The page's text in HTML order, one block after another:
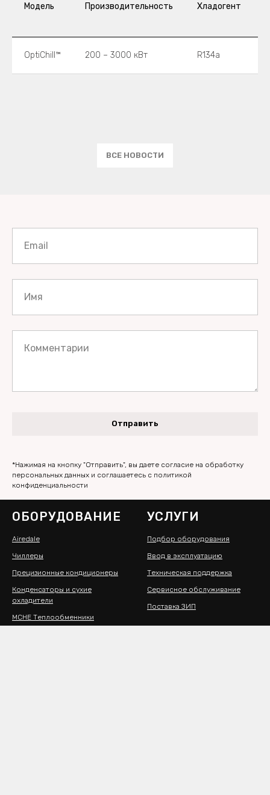
Модель Производительность Хладогент
OptiChill™ 200 – 3000 кВт R134a
ВСЕ НОВОСТИ
Email
Имя
Комментарии
Отправить
*Нажимая на кнопку "Отправить", вы даете согласие на обработку
персональных данных и соглашаетесь c политикой
конфиденциальности
ОБОРУДОВАНИЕ
Airedale
Чиллеры
Прецизионные кондиционеры
Конденсаторы и сухие
охладители
MCHE Теплообменники
УСЛУГИ
Подбор оборудования
Ввод в эксплуатацию
Техническая поддержка
Сервисное обслуживание
Поставка ЗИП